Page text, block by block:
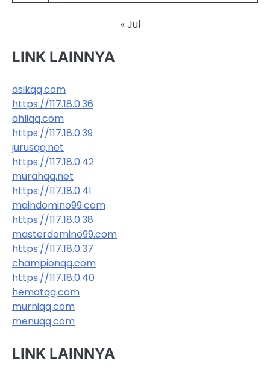
« Jul
LINK LAINNYA
asikqq.com
https://117.18.0.36
ahliqq.com
https://117.18.0.39
jurusqq.net
https://117.18.0.42
murahqq.net
https://117.18.0.41
maindomino99.com
https://117.18.0.38
masterdomino99.com
https://117.18.0.37
championqq.com
https://117.18.0.40
hematqq.com
murniqq.com
menuqq.com
LINK LAINNYA